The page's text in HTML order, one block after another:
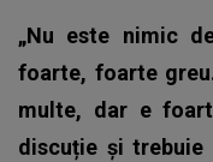
„Nu este nimic
foarte, foarte
multe, dar e
discuție și